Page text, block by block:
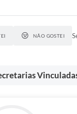
NÃO GOSTEI